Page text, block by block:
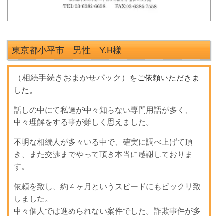
東京都小平市 男性 Y.H様
（相続手続きおまかせパック）
をご依頼いただきま
した。
話しの中にて私達が中々知らない専門用語が多く、
中々理解をする事が難しく思えました。
不明な相続人が多々いる中で、確実に調べ上げて頂
き、また交渉までやって頂き本当に感謝しておりま
す。
依頼を致し、約４ヶ月というスピードにもビックリ致
しました。
中々個人では進められない案件でした。詐欺事件が多